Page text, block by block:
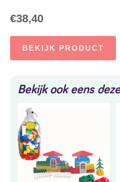
€38,40
BEKIJK PRODUCT
Bekijk ook eens